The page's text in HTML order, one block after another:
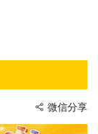
微信分享